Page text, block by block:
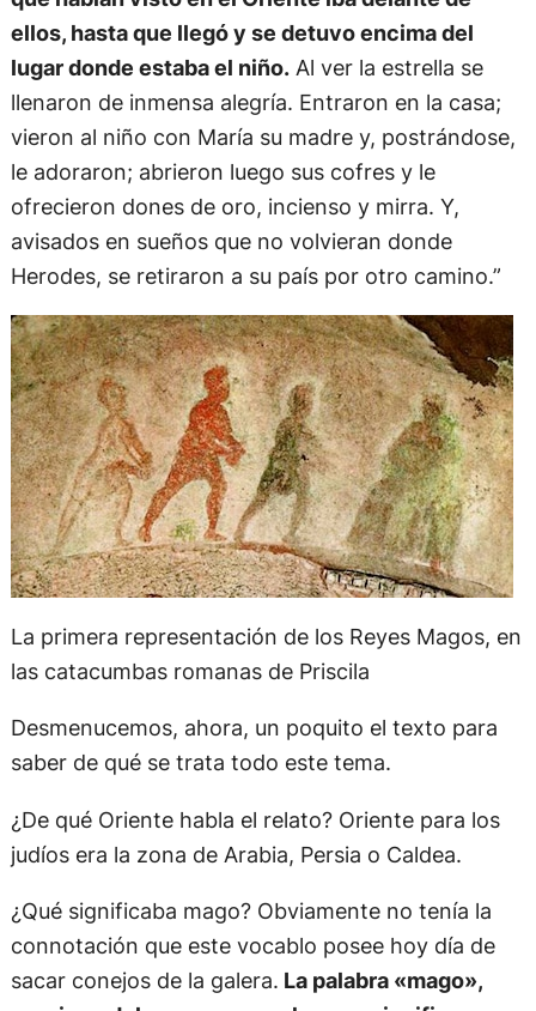
ellos, hasta que llegó y se detuvo encima del
lugar donde estaba el niño.Al ver la estrella se
llenaron de inmensa alegría. Entraron en la casa;
vieron al niño con María su madre y, postrándose,
le adoraron; abrieron luego sus cofres y le
ofrecieron dones de oro, incienso y mirra. Y,
avisados en sueños que no volvieran donde
Herodes, se retiraron a su país por otro camino.”
La primera representación de los Reyes Magos, en
las catacumbas romanas de Priscila
Desmenucemos, ahora, un poquito el texto para
saber de qué se trata todo este tema.
¿De qué Oriente habla el relato? Oriente para los
judíos era la zona de Arabia, Persia o Caldea.
¿Qué significaba mago? Obviamente no tenía la
connotación que este vocablo posee hoy día de
sacar conejos de la galera. La palabra «mago»,